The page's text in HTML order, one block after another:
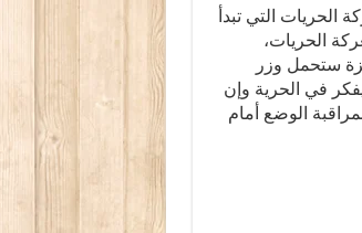
التي تبدأ
الحريات،
ستحمل وزر
يفكر في الحرية وإن
الوضع أمام